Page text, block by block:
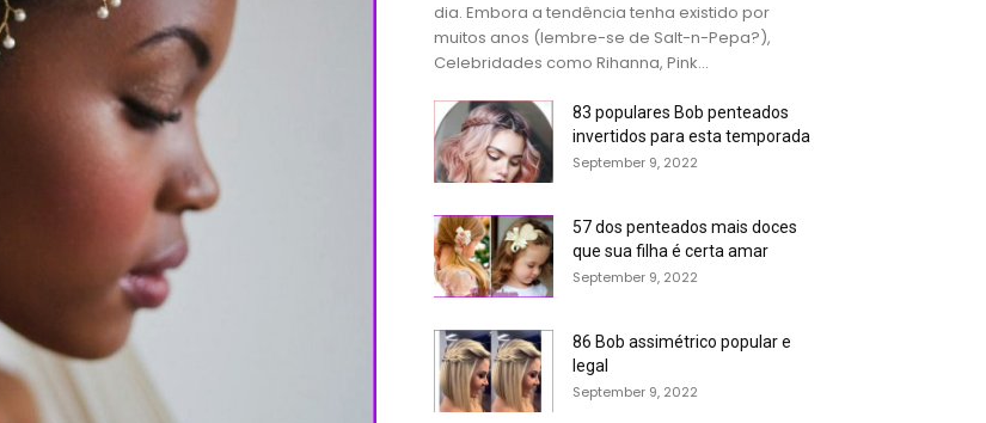
dia. Embora a tendência tenha existido por
muitos anos (lembre-se de Salt-n-Pepa?),
Celebridades como Rihanna, Pink...
83 populares Bob penteados
invertidos para esta temporada
September 9, 2022
57 dos penteados mais doces
que sua filha é certa amar
September 9, 2022
86 Bob assimétrico popular e
legal
September 9, 2022